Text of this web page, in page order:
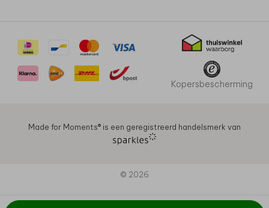
Kopersbescherming
Made for Moments®️ is een geregistreerd handelsmerk van
© 2026